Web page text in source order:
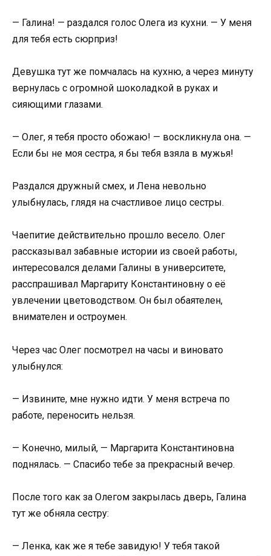
— Галина! — раздался голос Олега из кухни. — У меня
для тебя есть сюрприз!
Девушка тут же помчалась на кухню, а через минуту
вернулась с огромной шоколадкой в руках и
сияющими глазами.
— Олег, я тебя просто обожаю! — воскликнула она. —
Если бы не моя сестра, я бы тебя взяла в мужья!
Раздался дружный смех, и Лена невольно
улыбнулась, глядя на счастливое лицо сестры.
Чаепитие действительно прошло весело. Олег
рассказывал забавные истории из своей работы,
интересовался делами Галины в университете,
расспрашивал Маргариту Константиновну о её
увлечении цветоводством. Он был обаятелен,
внимателен и остроумен.
Через час Олег посмотрел на часы и виновато
улыбнулся:
— Извините, мне нужно идти. У меня встреча по
работе, переносить нельзя.
— Конечно, милый, — Маргарита Константиновна
поднялась. — Спасибо тебе за прекрасный вечер.
После того как за Олегом закрылась дверь, Галина
тут же обняла сестру:
— Ленка, как же я тебе завидую! У тебя такой